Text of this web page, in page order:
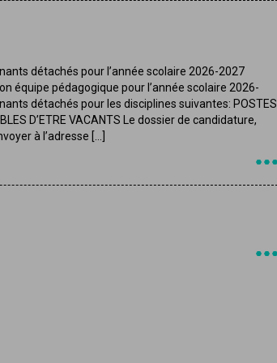
détachés pour l’année scolaire 2026-2027
équipe pédagogique pour l’année scolaire 2026-
détachés pour les disciplines suivantes: POSTES
D’ETRE VACANTS Le dossier de candidature,
à l’adresse […]